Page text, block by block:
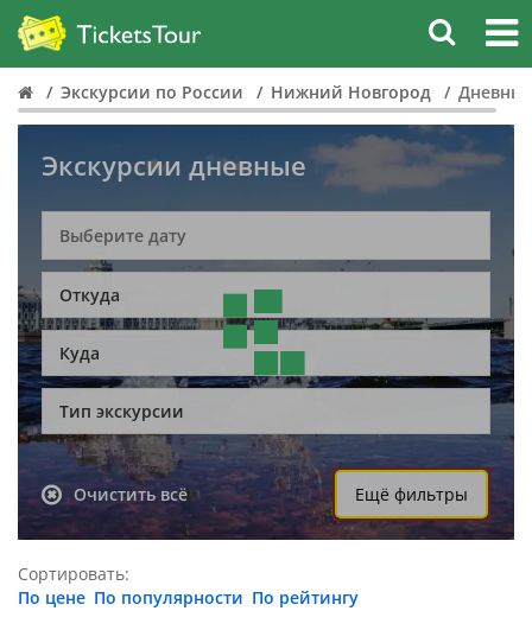
Экскурсии по России Нижний Новгород Дневные
Экскурсии дневные
Откуда
Куда
Тип экскурсии
Очистить всё Ещё фильтры
Сортировать:
По цене По популярности По рейтингу